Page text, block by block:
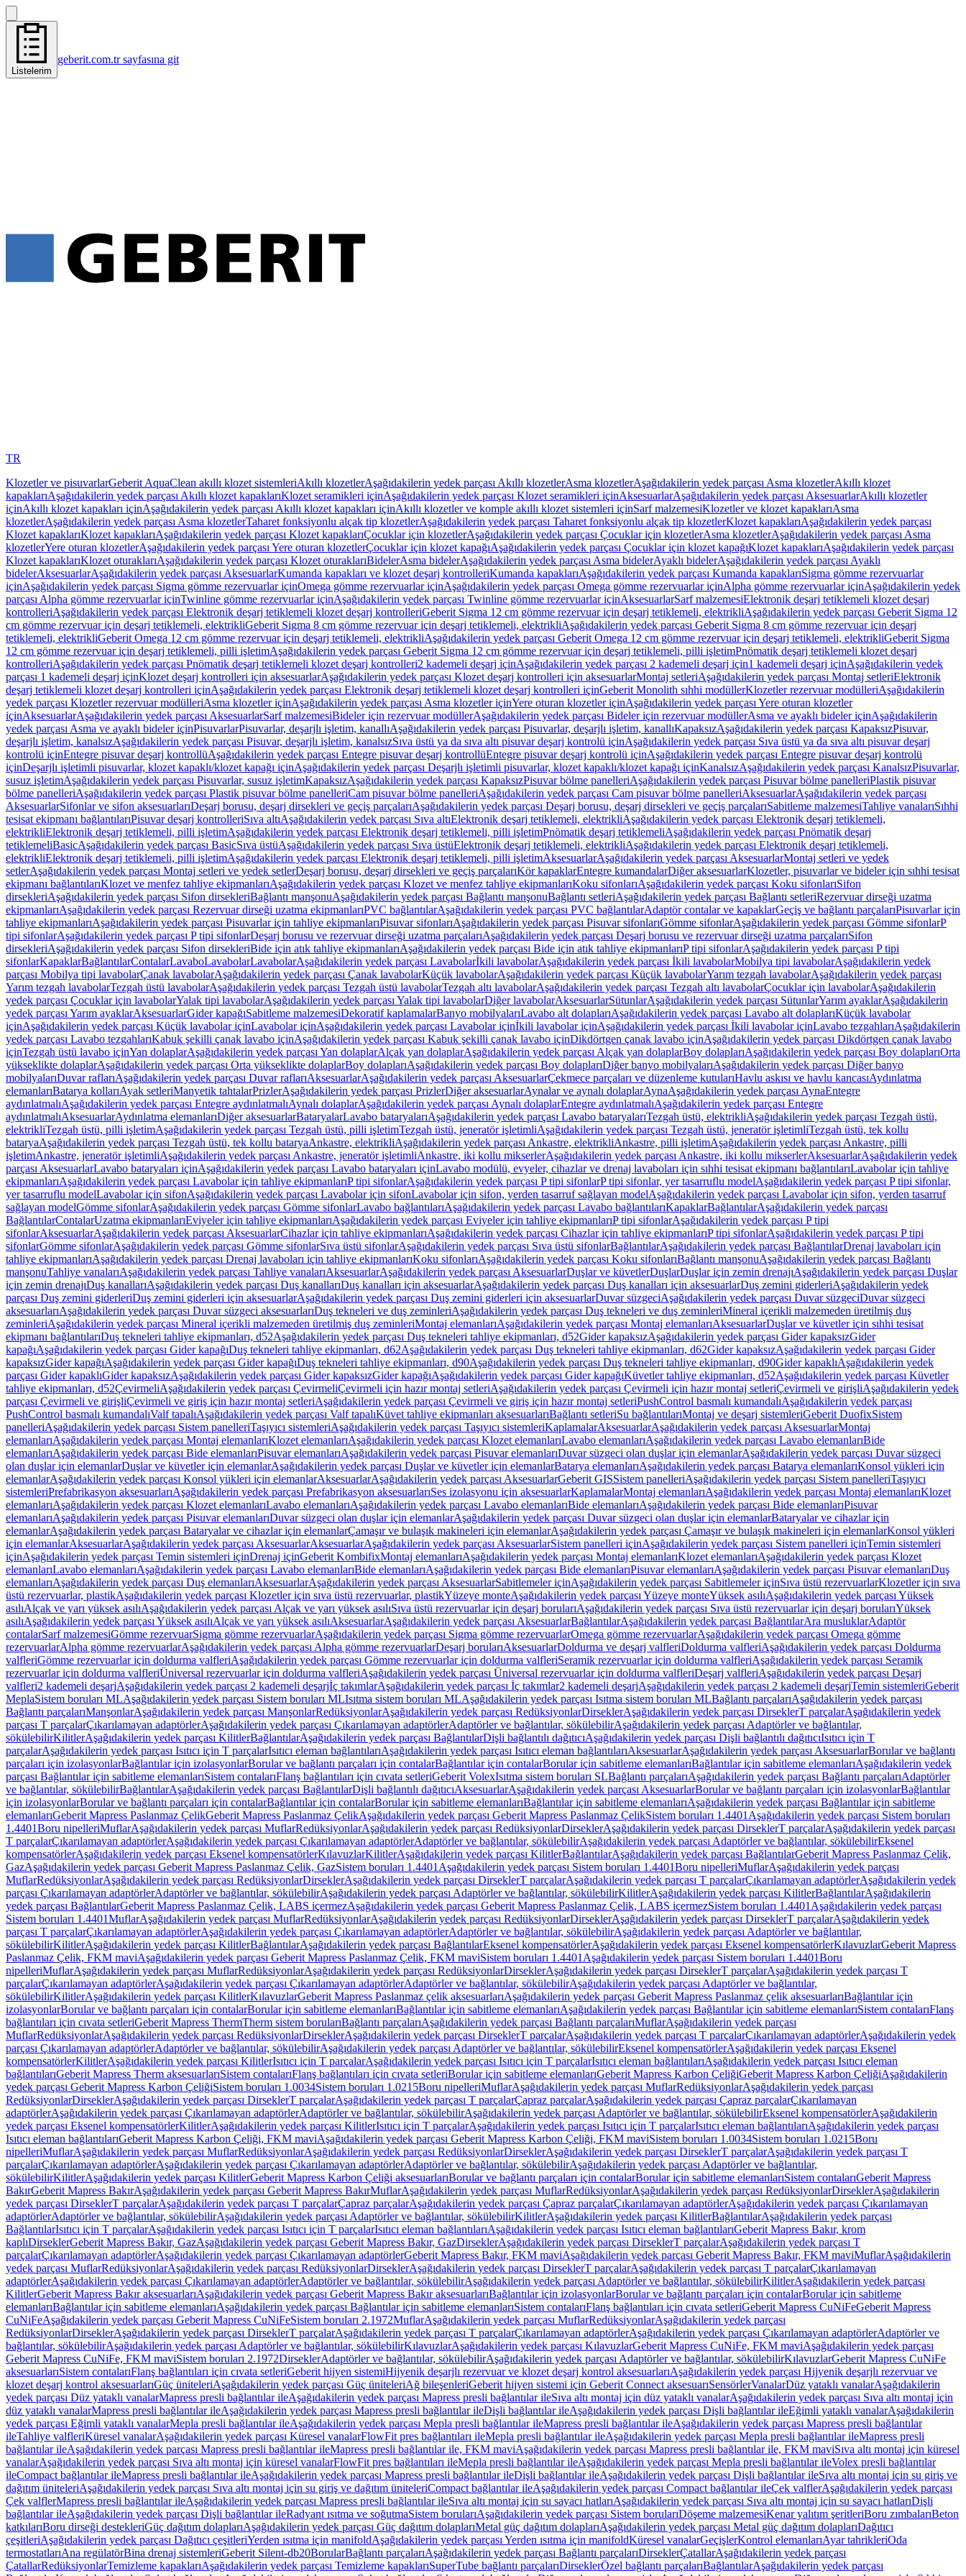
Listelerim
geberit.com.tr sayfasına git
TR
Klozetler ve pisuvarlarGeberit AquaClean akıllı klozet sistemleriAkıllı klozetlerAşağıdakilerin yedek parçası Akıllı klozetlerAsma klozetlerAşağıdakilerin yedek parçası Asma klozetlerAkıllı klozet
kapaklarıAşağıdakilerin yedek parçası Akıllı klozet kapaklarıKlozet seramikleri içinAşağıdakilerin yedek parçası Klozet seramikleri içinAksesuarlarAşağıdakilerin yedek parçası AksesuarlarAkıllı klozetler
içinAkıllı klozet kapakları içinAşağıdakilerin yedek parçası Akıllı klozet kapakları içinAkıllı klozetler ve komple akıllı klozet sistemleri içinSarf malzemesiKlozetler ve klozet kapaklarıAsma
klozetlerAşağıdakilerin yedek parçası Asma klozetlerTaharet fonksiyonlu alçak tip klozetlerAşağıdakilerin yedek parçası Taharet fonksiyonlu alçak tip klozetlerKlozet kapaklarıAşağıdakilerin yedek parçası
Klozet kapaklarıKlozet kapaklarıAşağıdakilerin yedek parçası Klozet kapaklarıÇocuklar için klozetlerAşağıdakilerin yedek parçası Çocuklar için klozetlerAsma klozetlerAşağıdakilerin yedek parçası Asma
klozetlerYere oturan klozetlerAşağıdakilerin yedek parçası Yere oturan klozetlerÇocuklar için klozet kapağıAşağıdakilerin yedek parçası Çocuklar için klozet kapağıKlozet kapaklarıAşağıdakilerin yedek parçası
Klozet kapaklarıKlozet oturaklarıAşağıdakilerin yedek parçası Klozet oturaklarıBidelerAsma bidelerAşağıdakilerin yedek parçası Asma bidelerAyaklı bidelerAşağıdakilerin yedek parçası Ayaklı
bidelerAksesuarlarAşağıdakilerin yedek parçası AksesuarlarKumanda kapakları ve klozet deşarj kontrolleriKumanda kapaklarıAşağıdakilerin yedek parçası Kumanda kapaklarıSigma gömme rezervuarlar
içinAşağıdakilerin yedek parçası Sigma gömme rezervuarlar içinOmega gömme rezervuarlar içinAşağıdakilerin yedek parçası Omega gömme rezervuarlar içinAlpha gömme rezervuarlar içinAşağıdakilerin yedek
parçası Alpha gömme rezervuarlar içinTwinline gömme rezervuarlar içinAşağıdakilerin yedek parçası Twinline gömme rezervuarlar içinAksesuarlarSarf malzemesiElektronik deşarj tetiklemeli klozet deşarj
kontrolleriAşağıdakilerin yedek parçası Elektronik deşarj tetiklemeli klozet deşarj kontrolleriGeberit Sigma 12 cm gömme rezervuar için deşarj tetiklemeli, elektrikliAşağıdakilerin yedek parçası Geberit Sigma 12
cm gömme rezervuar için deşarj tetiklemeli, elektrikliGeberit Sigma 8 cm gömme rezervuar için deşarj tetiklemeli, elektrikliAşağıdakilerin yedek parçası Geberit Sigma 8 cm gömme rezervuar için deşarj
tetiklemeli, elektrikliGeberit Omega 12 cm gömme rezervuar için deşarj tetiklemeli, elektrikliAşağıdakilerin yedek parçası Geberit Omega 12 cm gömme rezervuar için deşarj tetiklemeli, elektrikliGeberit Sigma
12 cm gömme rezervuar için deşarj tetiklemeli, pilli işletimAşağıdakilerin yedek parçası Geberit Sigma 12 cm gömme rezervuar için deşarj tetiklemeli, pilli işletimPnömatik deşarj tetiklemeli klozet deşarj
kontrolleriAşağıdakilerin yedek parçası Pnömatik deşarj tetiklemeli klozet deşarj kontrolleri2 kademeli deşarj içinAşağıdakilerin yedek parçası 2 kademeli deşarj için1 kademeli deşarj içinAşağıdakilerin yedek
parçası 1 kademeli deşarj içinKlozet deşarj kontrolleri için aksesuarlarAşağıdakilerin yedek parçası Klozet deşarj kontrolleri için aksesuarlarMontaj setleriAşağıdakilerin yedek parçası Montaj setleriElektronik
deşarj tetiklemeli klozet deşarj kontrolleri içinAşağıdakilerin yedek parçası Elektronik deşarj tetiklemeli klozet deşarj kontrolleri içinGeberit Monolith sıhhi modüllerKlozetler rezervuar modülleriAşağıdakilerin
yedek parçası Klozetler rezervuar modülleriAsma klozetler içinAşağıdakilerin yedek parçası Asma klozetler içinYere oturan klozetler içinAşağıdakilerin yedek parçası Yere oturan klozetler
içinAksesuarlarAşağıdakilerin yedek parçası AksesuarlarSarf malzemesiBideler için rezervuar modüllerAşağıdakilerin yedek parçası Bideler için rezervuar modüllerAsma ve ayaklı bideler içinAşağıdakilerin
yedek parçası Asma ve ayaklı bideler içinPisuvarlarPisuvarlar, deşarjlı işletim, kanallıAşağıdakilerin yedek parçası Pisuvarlar, deşarjlı işletim, kanallıKapaksızAşağıdakilerin yedek parçası KapaksızPisuvar,
deşarjlı işletim, kanalsızAşağıdakilerin yedek parçası Pisuvar, deşarjlı işletim, kanalsızSıva üstü ya da sıva altı pisuvar deşarj kontrolü içinAşağıdakilerin yedek parçası Sıva üstü ya da sıva altı pisuvar deşarj
kontrolü içinEntegre pisuvar deşarj kontrollüAşağıdakilerin yedek parçası Entegre pisuvar deşarj kontrollüEntegre pisuvar deşarj kontrolü içinAşağıdakilerin yedek parçası Entegre pisuvar deşarj kontrolü
içinDeşarjlı işletimli pisuvarlar, klozet kapaklı/klozet kapağı içinAşağıdakilerin yedek parçası Deşarjlı işletimli pisuvarlar, klozet kapaklı/klozet kapağı içinKanalsızAşağıdakilerin yedek parçası KanalsızPisuvarlar,
susuz işletimAşağıdakilerin yedek parçası Pisuvarlar, susuz işletimKapaksızAşağıdakilerin yedek parçası KapaksızPisuvar bölme panelleriAşağıdakilerin yedek parçası Pisuvar bölme panelleriPlastik pisuvar
bölme panelleriAşağıdakilerin yedek parçası Plastik pisuvar bölme panelleriCam pisuvar bölme panelleriAşağıdakilerin yedek parçası Cam pisuvar bölme panelleriAksesuarlarAşağıdakilerin yedek parçası
AksesuarlarSifonlar ve sifon aksesuarlarıDeşarj borusu, deşarj dirsekleri ve geçiş parçalarıAşağıdakilerin yedek parçası Deşarj borusu, deşarj dirsekleri ve geçiş parçalarıSabitleme malzemesiTahliye vanalarıSıhhi
tesisat ekipmanı bağlantılarıPisuvar deşarj kontrolleriSıva altıAşağıdakilerin yedek parçası Sıva altıElektronik deşarj tetiklemeli, elektrikliAşağıdakilerin yedek parçası Elektronik deşarj tetiklemeli,
elektrikliElektronik deşarj tetiklemeli, pilli işletimAşağıdakilerin yedek parçası Elektronik deşarj tetiklemeli, pilli işletimPnömatik deşarj tetiklemeliAşağıdakilerin yedek parçası Pnömatik deşarj
tetiklemeliBasicAşağıdakilerin yedek parçası BasicSıva üstüAşağıdakilerin yedek parçası Sıva üstüElektronik deşarj tetiklemeli, elektrikliAşağıdakilerin yedek parçası Elektronik deşarj tetiklemeli,
elektrikliElektronik deşarj tetiklemeli, pilli işletimAşağıdakilerin yedek parçası Elektronik deşarj tetiklemeli, pilli işletimAksesuarlarAşağıdakilerin yedek parçası AksesuarlarMontaj setleri ve yedek
setlerAşağıdakilerin yedek parçası Montaj setleri ve yedek setlerDeşarj borusu, deşarj dirsekleri ve geçiş parçalarıKör kapaklarEntegre kumandalarDiğer aksesuarlarKlozetler, pisuvarlar ve bideler için sıhhi tesisat
ekipmanı bağlantılarıKlozet ve menfez tahliye ekipmanlarıAşağıdakilerin yedek parçası Klozet ve menfez tahliye ekipmanlarıKoku sifonlarıAşağıdakilerin yedek parçası Koku sifonlarıSifon
dirsekleriAşağıdakilerin yedek parçası Sifon dirsekleriBağlantı manşonuAşağıdakilerin yedek parçası Bağlantı manşonuBağlantı setleriAşağıdakilerin yedek parçası Bağlantı setleriRezervuar dirseği uzatma
ekipmanlarıAşağıdakilerin yedek parçası Rezervuar dirseği uzatma ekipmanlarıPVC bağlantılarAşağıdakilerin yedek parçası PVC bağlantılarAdaptör contalar ve kapaklarGeçiş ve bağlantı parçalarıPisuvarlar için
tahliye ekipmanlarıAşağıdakilerin yedek parçası Pisuvarlar için tahliye ekipmanlarıPisuvar sifonlarıAşağıdakilerin yedek parçası Pisuvar sifonlarıGömme sifonlarAşağıdakilerin yedek parçası Gömme sifonlarP
tipi sifonlarAşağıdakilerin yedek parçası P tipi sifonlarDeşarj borusu ve rezervuar dirseği uzatma parçalarıAşağıdakilerin yedek parçası Deşarj borusu ve rezervuar dirseği uzatma parçalarıSifon
dirsekleriAşağıdakilerin yedek parçası Sifon dirsekleriBide için atık tahliye ekipmanlarıAşağıdakilerin yedek parçası Bide için atık tahliye ekipmanlarıP tipi sifonlarAşağıdakilerin yedek parçası P tipi
sifonlarKapaklarBağlantılarContalarLavaboLavabolarLavabolarAşağıdakilerin yedek parçası Lavabolarİkili lavabolarAşağıdakilerin yedek parçası İkili lavabolarMobilya tipi lavabolarAşağıdakilerin yedek
parçası Mobilya tipi lavabolarÇanak lavabolarAşağıdakilerin yedek parçası Çanak lavabolarKüçük lavabolarAşağıdakilerin yedek parçası Küçük lavabolarYarım tezgah lavabolarAşağıdakilerin yedek parçası
Yarım tezgah lavabolarTezgah üstü lavabolarAşağıdakilerin yedek parçası Tezgah üstü lavabolarTezgah altı lavabolarAşağıdakilerin yedek parçası Tezgah altı lavabolarÇocuklar için lavabolarAşağıdakilerin
yedek parçası Çocuklar için lavabolarYalak tipi lavabolarAşağıdakilerin yedek parçası Yalak tipi lavabolarDiğer lavabolarAksesuarlarSütunlarAşağıdakilerin yedek parçası SütunlarYarım ayaklarAşağıdakilerin
yedek parçası Yarım ayaklarAksesuarlarGider kapağıSabitleme malzemesiDekoratif kaplamalarBanyo mobilyalarıLavabo alt dolaplarıAşağıdakilerin yedek parçası Lavabo alt dolaplarıKüçük lavabolar
içinAşağıdakilerin yedek parçası Küçük lavabolar içinLavabolar içinAşağıdakilerin yedek parçası Lavabolar içinİkili lavabolar içinAşağıdakilerin yedek parçası İkili lavabolar içinLavabo tezgahlarıAşağıdakilerin
yedek parçası Lavabo tezgahlarıKabuk şekilli çanak lavabo içinAşağıdakilerin yedek parçası Kabuk şekilli çanak lavabo içinDikdörtgen çanak lavabo içinAşağıdakilerin yedek parçası Dikdörtgen çanak lavabo
içinTezgah üstü lavabo içinYan dolaplarAşağıdakilerin yedek parçası Yan dolaplarAlçak yan dolaplarAşağıdakilerin yedek parçası Alçak yan dolaplarBoy dolaplarıAşağıdakilerin yedek parçası Boy dolaplarıOrta
yükseklikte dolaplarAşağıdakilerin yedek parçası Orta yükseklikte dolaplarBoy dolaplarıAşağıdakilerin yedek parçası Boy dolaplarıDiğer banyo mobilyalarıAşağıdakilerin yedek parçası Diğer banyo
mobilyalarıDuvar raflarıAşağıdakilerin yedek parçası Duvar raflarıAksesuarlarAşağıdakilerin yedek parçası AksesuarlarÇekmece parçaları ve düzenleme kutularıHavlu askısı ve havlu kancasıAydınlatma
elemanlarıBatarya kollarıAyak setleriManyetik tahtalarPrizlerAşağıdakilerin yedek parçası PrizlerDiğer aksesuarlarAynalar ve aynalı dolaplarAynaAşağıdakilerin yedek parçası AynaEntegre
aydınlatmalıAşağıdakilerin yedek parçası Entegre aydınlatmalıAynalı dolaplarAşağıdakilerin yedek parçası Aynalı dolaplarEntegre aydınlatmalıAşağıdakilerin yedek parçası Entegre
aydınlatmalıAksesuarlarAydınlatma elemanlarıDiğer aksesuarlarBataryalarLavabo bataryalarıAşağıdakilerin yedek parçası Lavabo bataryalarıTezgah üstü, elektrikliAşağıdakilerin yedek parçası Tezgah üstü,
elektrikliTezgah üstü, pilli işletimAşağıdakilerin yedek parçası Tezgah üstü, pilli işletimTezgah üstü, jeneratör işletimliAşağıdakilerin yedek parçası Tezgah üstü, jeneratör işletimliTezgah üstü, tek kollu
bataryaAşağıdakilerin yedek parçası Tezgah üstü, tek kollu bataryaAnkastre, elektrikliAşağıdakilerin yedek parçası Ankastre, elektrikliAnkastre, pilli işletimAşağıdakilerin yedek parçası Ankastre, pilli
işletimAnkastre, jeneratör işletimliAşağıdakilerin yedek parçası Ankastre, jeneratör işletimliAnkastre, iki kollu mikserlerAşağıdakilerin yedek parçası Ankastre, iki kollu mikserlerAksesuarlarAşağıdakilerin yedek
parçası AksesuarlarLavabo bataryaları içinAşağıdakilerin yedek parçası Lavabo bataryaları içinLavabo modülü, evyeler, cihazlar ve drenaj lavaboları için sıhhi tesisat ekipmanı bağlantılarıLavabolar için tahliye
ekipmanlarıAşağıdakilerin yedek parçası Lavabolar için tahliye ekipmanlarıP tipi sifonlarAşağıdakilerin yedek parçası P tipi sifonlarP tipi sifonlar, yer tasarruflu modelAşağıdakilerin yedek parçası P tipi sifonlar,
yer tasarruflu modelLavabolar için sifonAşağıdakilerin yedek parçası Lavabolar için sifonLavabolar için sifon, yerden tasarruf sağlayan modelAşağıdakilerin yedek parçası Lavabolar için sifon, yerden tasarruf
sağlayan modelGömme sifonlarAşağıdakilerin yedek parçası Gömme sifonlarLavabo bağlantılarıAşağıdakilerin yedek parçası Lavabo bağlantılarıKapaklarBağlantılarAşağıdakilerin yedek parçası
BağlantılarContalarUzatma ekipmanlarıEviyeler için tahliye ekipmanlarıAşağıdakilerin yedek parçası Eviyeler için tahliye ekipmanlarıP tipi sifonlarAşağıdakilerin yedek parçası P tipi
sifonlarAksesuarlarAşağıdakilerin yedek parçası AksesuarlarCihazlar için tahliye ekipmanlarıAşağıdakilerin yedek parçası Cihazlar için tahliye ekipmanlarıP tipi sifonlarAşağıdakilerin yedek parçası P tipi
sifonlarGömme sifonlarAşağıdakilerin yedek parçası Gömme sifonlarSıva üstü sifonlarAşağıdakilerin yedek parçası Sıva üstü sifonlarBağlantılarAşağıdakilerin yedek parçası BağlantılarDrenaj lavaboları için
tahliye ekipmanlarıAşağıdakilerin yedek parçası Drenaj lavaboları için tahliye ekipmanlarıKoku sifonlarıAşağıdakilerin yedek parçası Koku sifonlarıBağlantı manşonuAşağıdakilerin yedek parçası Bağlantı
manşonuTahliye vanalarıAşağıdakilerin yedek parçası Tahliye vanalarıAksesuarlarAşağıdakilerin yedek parçası AksesuarlarDuşlar ve küvetlerDuşlarDuşlar için zemin drenajıAşağıdakilerin yedek parçası Duşlar
için zemin drenajıDuş kanallarıAşağıdakilerin yedek parçası Duş kanallarıDuş kanalları için aksesuarlarAşağıdakilerin yedek parçası Duş kanalları için aksesuarlarDuş zemini giderleriAşağıdakilerin yedek
parçası Duş zemini giderleriDuş zemini giderleri için aksesuarlarAşağıdakilerin yedek parçası Duş zemini giderleri için aksesuarlarDuvar süzgeciAşağıdakilerin yedek parçası Duvar süzgeciDuvar süzgeci
aksesuarlarıAşağıdakilerin yedek parçası Duvar süzgeci aksesuarlarıDuş tekneleri ve duş zeminleriAşağıdakilerin yedek parçası Duş tekneleri ve duş zeminleriMineral içerikli malzemeden üretilmiş duş
zeminleriAşağıdakilerin yedek parçası Mineral içerikli malzemeden üretilmiş duş zeminleriMontaj elemanlarıAşağıdakilerin yedek parçası Montaj elemanlarıAksesuarlarDuşlar ve küvetler için sıhhi tesisat
ekipmanı bağlantılarıDuş tekneleri tahliye ekipmanları, d52Aşağıdakilerin yedek parçası Duş tekneleri tahliye ekipmanları, d52Gider kapaksızAşağıdakilerin yedek parçası Gider kapaksızGider
kapağıAşağıdakilerin yedek parçası Gider kapağıDuş tekneleri tahliye ekipmanları, d62Aşağıdakilerin yedek parçası Duş tekneleri tahliye ekipmanları, d62Gider kapaksızAşağıdakilerin yedek parçası Gider
kapaksızGider kapağıAşağıdakilerin yedek parçası Gider kapağıDuş tekneleri tahliye ekipmanları, d90Aşağıdakilerin yedek parçası Duş tekneleri tahliye ekipmanları, d90Gider kapaklıAşağıdakilerin yedek
parçası Gider kapaklıGider kapaksızAşağıdakilerin yedek parçası Gider kapaksızGider kapağıAşağıdakilerin yedek parçası Gider kapağıKüvetler tahliye ekipmanları, d52Aşağıdakilerin yedek parçası Küvetler
tahliye ekipmanları, d52ÇevirmeliAşağıdakilerin yedek parçası ÇevirmeliÇevirmeli için hazır montaj setleriAşağıdakilerin yedek parçası Çevirmeli için hazır montaj setleriÇevirmeli ve girişliAşağıdakilerin yedek
parçası Çevirmeli ve girişliÇevirmeli ve giriş için hazır montaj setleriAşağıdakilerin yedek parçası Çevirmeli ve giriş için hazır montaj setleriPushControl basmalı kumandalıAşağıdakilerin yedek parçası
PushControl basmalı kumandalıValf tapalıAşağıdakilerin yedek parçası Valf tapalıKüvet tahliye ekipmanları aksesuarlarıBağlantı setleriSu bağlantılarıMontaj ve deşarj sistemleriGeberit DuofixSistem
panelleriAşağıdakilerin yedek parçası Sistem panelleriTaşıyıcı sistemleriAşağıdakilerin yedek parçası Taşıyıcı sistemleriKaplamalarAksesuarlarAşağıdakilerin yedek parçası AksesuarlarMontaj
elemanlarıAşağıdakilerin yedek parçası Montaj elemanlarıKlozet elemanlarıAşağıdakilerin yedek parçası Klozet elemanlarıLavabo elemanlarıAşağıdakilerin yedek parçası Lavabo elemanlarıBide
elemanlarıAşağıdakilerin yedek parçası Bide elemanlarıPisuvar elemanlarıAşağıdakilerin yedek parçası Pisuvar elemanlarıDuvar süzgeci olan duşlar için elemanlarAşağıdakilerin yedek parçası Duvar süzgeci
olan duşlar için elemanlarDuşlar ve küvetler için elemanlarAşağıdakilerin yedek parçası Duşlar ve küvetler için elemanlarBatarya elemanlarıAşağıdakilerin yedek parçası Batarya elemanlarıKonsol yükleri için
elemanlarAşağıdakilerin yedek parçası Konsol yükleri için elemanlarAksesuarlarAşağıdakilerin yedek parçası AksesuarlarGeberit GISSistem panelleriAşağıdakilerin yedek parçası Sistem panelleriTaşıyıcı
sistemleriPrefabrikasyon aksesuarlarıAşağıdakilerin yedek parçası Prefabrikasyon aksesuarlarıSes izolasyonu için aksesuarlarKaplamalarMontaj elemanlarıAşağıdakilerin yedek parçası Montaj elemanlarıKlozet
elemanlarıAşağıdakilerin yedek parçası Klozet elemanlarıLavabo elemanlarıAşağıdakilerin yedek parçası Lavabo elemanlarıBide elemanlarıAşağıdakilerin yedek parçası Bide elemanlarıPisuvar
elemanlarıAşağıdakilerin yedek parçası Pisuvar elemanlarıDuvar süzgeci olan duşlar için elemanlarAşağıdakilerin yedek parçası Duvar süzgeci olan duşlar için elemanlarBataryalar ve cihazlar için
elemanlarAşağıdakilerin yedek parçası Bataryalar ve cihazlar için elemanlarÇamaşır ve bulaşık makineleri için elemanlarAşağıdakilerin yedek parçası Çamaşır ve bulaşık makineleri için elemanlarKonsol yükleri
için elemanlarAksesuarlarAşağıdakilerin yedek parçası AksesuarlarAksesuarlarAşağıdakilerin yedek parçası AksesuarlarSistem panelleri içinAşağıdakilerin yedek parçası Sistem panelleri içinTemin sistemleri
içinAşağıdakilerin yedek parçası Temin sistemleri içinDrenaj içinGeberit KombifixMontaj elemanlarıAşağıdakilerin yedek parçası Montaj elemanlarıKlozet elemanlarıAşağıdakilerin yedek parçası Klozet
elemanlarıLavabo elemanlarıAşağıdakilerin yedek parçası Lavabo elemanlarıBide elemanlarıAşağıdakilerin yedek parçası Bide elemanlarıPisuvar elemanlarıAşağıdakilerin yedek parçası Pisuvar elemanlarıDuş
elemanlarıAşağıdakilerin yedek parçası Duş elemanlarıAksesuarlarAşağıdakilerin yedek parçası AksesuarlarSabitlemeler içinAşağıdakilerin yedek parçası Sabitlemeler içinSıva üstü rezervuarlarKlozetler için sıva
üstü rezervuarlar, plastikAşağıdakilerin yedek parçası Klozetler için sıva üstü rezervuarlar, plastikYüzeye monteAşağıdakilerin yedek parçası Yüzeye monteYüksek asılıAşağıdakilerin yedek parçası Yüksek
asılıAlçak ve yarı yüksek asılıAşağıdakilerin yedek parçası Alçak ve yarı yüksek asılıSıva üstü rezervuarlar için deşarj borularıAşağıdakilerin yedek parçası Sıva üstü rezervuarlar için deşarj borularıYüksek
asılıAşağıdakilerin yedek parçası Yüksek asılıAlçak ve yarı yüksek asılıAksesuarlarAşağıdakilerin yedek parçası AksesuarlarBağlantılarAşağıdakilerin yedek parçası BağlantılarAra musluklarAdaptör
contalarSarf malzemesiGömme rezervuarSigma gömme rezervuarlarAşağıdakilerin yedek parçası Sigma gömme rezervuarlarOmega gömme rezervuarlarAşağıdakilerin yedek parçası Omega gömme
rezervuarlarAlpha gömme rezervuarlarAşağıdakilerin yedek parçası Alpha gömme rezervuarlarDeşarj borularıAksesuarlarDoldurma ve deşarj valfleriDoldurma valfleriAşağıdakilerin yedek parçası Doldurma
valfleriGömme rezervuarlar için doldurma valfleriAşağıdakilerin yedek parçası Gömme rezervuarlar için doldurma valfleriSeramik rezervuarlar için doldurma valfleriAşağıdakilerin yedek parçası Seramik
rezervuarlar için doldurma valfleriÜniversal rezervuarlar için doldurma valfleriAşağıdakilerin yedek parçası Üniversal rezervuarlar için doldurma valfleriDeşarj valfleriAşağıdakilerin yedek parçası Deşarj
valfleri2 kademeli deşarjAşağıdakilerin yedek parçası 2 kademeli deşarjİç takımlarAşağıdakilerin yedek parçası İç takımlar2 kademeli deşarjAşağıdakilerin yedek parçası 2 kademeli deşarjTemin sistemleriGeberit
MeplaSistem boruları MLAşağıdakilerin yedek parçası Sistem boruları MLIsıtma sistem boruları MLAşağıdakilerin yedek parçası Isıtma sistem boruları MLBağlantı parçalarıAşağıdakilerin yedek parçası
Bağlantı parçalarıManşonlarAşağıdakilerin yedek parçası ManşonlarRedüksiyonlarAşağıdakilerin yedek parçası RedüksiyonlarDirseklerAşağıdakilerin yedek parçası DirseklerT parçalarAşağıdakilerin yedek
parçası T parçalarÇıkarılamayan adaptörlerAşağıdakilerin yedek parçası Çıkarılamayan adaptörlerAdaptörler ve bağlantılar, sökülebilirAşağıdakilerin yedek parçası Adaptörler ve bağlantılar,
sökülebilirKilitlerAşağıdakilerin yedek parçası KilitlerBağlantılarAşağıdakilerin yedek parçası BağlantılarDişli bağlantılı dağıtıcıAşağıdakilerin yedek parçası Dişli bağlantılı dağıtıcıIsıtıcı için T
parçalarAşağıdakilerin yedek parçası Isıtıcı için T parçalarIsıtıcı eleman bağlantılarıAşağıdakilerin yedek parçası Isıtıcı eleman bağlantılarıAksesuarlarAşağıdakilerin yedek parçası AksesuarlarBorular ve bağlantı
parçaları için izolasyonlarBağlantılar için izolasyonlarBorular ve bağlantı parçaları için contalarBağlantılar için contalarBorular için sabitleme elemanlarıBağlantılar için sabitleme elemanlarıAşağıdakilerin yedek
parçası Bağlantılar için sabitleme elemanlarıSistem contalarıFlanş bağlantıları için cıvata setleriGeberit VolexIsıtma sistem boruları SLBağlantı parçalarıAşağıdakilerin yedek parçası Bağlantı parçalarıAdaptörler
ve bağlantılar, sökülebilirBağlantılarAşağıdakilerin yedek parçası BağlantılarDişli bağlantılı dağıtıcıAksesuarlarAşağıdakilerin yedek parçası AksesuarlarBorular ve bağlantı parçaları için izolasyonlarBağlantılar
için izolasyonlarBorular ve bağlantı parçaları için contalarBağlantılar için contalarBorular için sabitleme elemanlarıBağlantılar için sabitleme elemanlarıAşağıdakilerin yedek parçası Bağlantılar için sabitleme
elemanlarıGeberit Mapress Paslanmaz ÇelikGeberit Mapress Paslanmaz ÇelikAşağıdakilerin yedek parçası Geberit Mapress Paslanmaz ÇelikSistem boruları 1.4401 Aşağıdakilerin yedek parçası Sistem boruları
1.4401Boru nipelleriMuflarAşağıdakilerin yedek parçası MuflarRedüksiyonlarAşağıdakilerin yedek parçası RedüksiyonlarDirseklerAşağıdakilerin yedek parçası DirseklerT parçalarAşağıdakilerin yedek parçası
T parçalarÇıkarılamayan adaptörlerAşağıdakilerin yedek parçası Çıkarılamayan adaptörlerAdaptörler ve bağlantılar, sökülebilirAşağıdakilerin yedek parçası Adaptörler ve bağlantılar, sökülebilirEksenel
kompensatörlerAşağıdakilerin yedek parçası Eksenel kompensatörlerKılavuzlarKilitlerAşağıdakilerin yedek parçası KilitlerBağlantılarAşağıdakilerin yedek parçası BağlantılarGeberit Mapress Paslanmaz Çelik,
GazAşağıdakilerin yedek parçası Geberit Mapress Paslanmaz Çelik, GazSistem boruları 1.4401 Aşağıdakilerin yedek parçası Sistem boruları 1.4401Boru nipelleriMuflarAşağıdakilerin yedek parçası
MuflarRedüksiyonlarAşağıdakilerin yedek parçası RedüksiyonlarDirseklerAşağıdakilerin yedek parçası DirseklerT parçalarAşağıdakilerin yedek parçası T parçalarÇıkarılamayan adaptörlerAşağıdakilerin yedek
parçası Çıkarılamayan adaptörlerAdaptörler ve bağlantılar, sökülebilirAşağıdakilerin yedek parçası Adaptörler ve bağlantılar, sökülebilirKilitlerAşağıdakilerin yedek parçası KilitlerBağlantılarAşağıdakilerin
yedek parçası BağlantılarGeberit Mapress Paslanmaz Çelik, LABS içermezAşağıdakilerin yedek parçası Geberit Mapress Paslanmaz Çelik, LABS içermezSistem boruları 1.4401 Aşağıdakilerin yedek parçası
Sistem boruları 1.4401MuflarAşağıdakilerin yedek parçası MuflarRedüksiyonlarAşağıdakilerin yedek parçası RedüksiyonlarDirseklerAşağıdakilerin yedek parçası DirseklerT parçalarAşağıdakilerin yedek
parçası T parçalarÇıkarılamayan adaptörlerAşağıdakilerin yedek parçası Çıkarılamayan adaptörlerAdaptörler ve bağlantılar, sökülebilirAşağıdakilerin yedek parçası Adaptörler ve bağlantılar,
sökülebilirKilitlerAşağıdakilerin yedek parçası KilitlerBağlantılarAşağıdakilerin yedek parçası BağlantılarEksenel kompensatörlerAşağıdakilerin yedek parçası Eksenel kompensatörlerKılavuzlarGeberit Mapress
Paslanmaz Çelik, FKM maviAşağıdakilerin yedek parçası Geberit Mapress Paslanmaz Çelik, FKM maviSistem boruları 1.4401 Aşağıdakilerin yedek parçası Sistem boruları 1.4401Boru
nipelleriMuflarAşağıdakilerin yedek parçası MuflarRedüksiyonlarAşağıdakilerin yedek parçası RedüksiyonlarDirseklerAşağıdakilerin yedek parçası DirseklerT parçalarAşağıdakilerin yedek parçası T
parçalarÇıkarılamayan adaptörlerAşağıdakilerin yedek parçası Çıkarılamayan adaptörlerAdaptörler ve bağlantılar, sökülebilirAşağıdakilerin yedek parçası Adaptörler ve bağlantılar,
sökülebilirKilitlerAşağıdakilerin yedek parçası KilitlerKılavuzlarGeberit Mapress Paslanmaz çelik aksesuarlarıAşağıdakilerin yedek parçası Geberit Mapress Paslanmaz çelik aksesuarlarıBağlantılar için
izolasyonlarBorular ve bağlantı parçaları için contalarBorular için sabitleme elemanlarıBağlantılar için sabitleme elemanlarıAşağıdakilerin yedek parçası Bağlantılar için sabitleme elemanlarıSistem contalarıFlanş
bağlantıları için cıvata setleriGeberit Mapress ThermTherm sistem borularıBağlantı parçalarıAşağıdakilerin yedek parçası Bağlantı parçalarıMuflarAşağıdakilerin yedek parçası
MuflarRedüksiyonlarAşağıdakilerin yedek parçası RedüksiyonlarDirseklerAşağıdakilerin yedek parçası DirseklerT parçalarAşağıdakilerin yedek parçası T parçalarÇıkarılamayan adaptörlerAşağıdakilerin yedek
parçası Çıkarılamayan adaptörlerAdaptörler ve bağlantılar, sökülebilirAşağıdakilerin yedek parçası Adaptörler ve bağlantılar, sökülebilirEksenel kompensatörlerAşağıdakilerin yedek parçası Eksenel
kompensatörlerKilitlerAşağıdakilerin yedek parçası KilitlerIsıtıcı için T parçalarAşağıdakilerin yedek parçası Isıtıcı için T parçalarIsıtıcı eleman bağlantılarıAşağıdakilerin yedek parçası Isıtıcı eleman
bağlantılarıGeberit Mapress Therm aksesuarlarıSistem contalarıFlanş bağlantıları için cıvata setleriBorular için sabitleme elemanlarıGeberit Mapress Karbon ÇeliğiGeberit Mapress Karbon ÇeliğiAşağıdakilerin
yedek parçası Geberit Mapress Karbon ÇeliğiSistem boruları 1.0034Sistem boruları 1.0215Boru nipelleriMuflarAşağıdakilerin yedek parçası MuflarRedüksiyonlarAşağıdakilerin yedek parçası
RedüksiyonlarDirseklerAşağıdakilerin yedek parçası DirseklerT parçalarAşağıdakilerin yedek parçası T parçalarÇapraz parçalarAşağıdakilerin yedek parçası Çapraz parçalarÇıkarılamayan
adaptörlerAşağıdakilerin yedek parçası Çıkarılamayan adaptörlerAdaptörler ve bağlantılar, sökülebilirAşağıdakilerin yedek parçası Adaptörler ve bağlantılar, sökülebilirEksenel kompensatörlerAşağıdakilerin
yedek parçası Eksenel kompensatörlerKilitlerAşağıdakilerin yedek parçası KilitlerIsıtıcı için T parçalarAşağıdakilerin yedek parçası Isıtıcı için T parçalarIsıtıcı eleman bağlantılarıAşağıdakilerin yedek parçası
Isıtıcı eleman bağlantılarıGeberit Mapress Karbon Çeliği, FKM maviAşağıdakilerin yedek parçası Geberit Mapress Karbon Çeliği, FKM maviSistem boruları 1.0034Sistem boruları 1.0215Boru
nipelleriMuflarAşağıdakilerin yedek parçası MuflarRedüksiyonlarAşağıdakilerin yedek parçası RedüksiyonlarDirseklerAşağıdakilerin yedek parçası DirseklerT parçalarAşağıdakilerin yedek parçası T
parçalarÇıkarılamayan adaptörlerAşağıdakilerin yedek parçası Çıkarılamayan adaptörlerAdaptörler ve bağlantılar, sökülebilirAşağıdakilerin yedek parçası Adaptörler ve bağlantılar,
sökülebilirKilitlerAşağıdakilerin yedek parçası KilitlerGeberit Mapress Karbon Çeliği aksesuarlarıBorular ve bağlantı parçaları için contalarBorular için sabitleme elemanlarıSistem contalarıGeberit Mapress
BakırGeberit Mapress BakırAşağıdakilerin yedek parçası Geberit Mapress BakırMuflarAşağıdakilerin yedek parçası MuflarRedüksiyonlarAşağıdakilerin yedek parçası RedüksiyonlarDirseklerAşağıdakilerin
yedek parçası DirseklerT parçalarAşağıdakilerin yedek parçası T parçalarÇapraz parçalarAşağıdakilerin yedek parçası Çapraz parçalarÇıkarılamayan adaptörlerAşağıdakilerin yedek parçası Çıkarılamayan
adaptörlerAdaptörler ve bağlantılar, sökülebilirAşağıdakilerin yedek parçası Adaptörler ve bağlantılar, sökülebilirKilitlerAşağıdakilerin yedek parçası KilitlerBağlantılarAşağıdakilerin yedek parçası
BağlantılarIsıtıcı için T parçalarAşağıdakilerin yedek parçası Isıtıcı için T parçalarIsıtıcı eleman bağlantılarıAşağıdakilerin yedek parçası Isıtıcı eleman bağlantılarıGeberit Mapress Bakır, krom
kaplıDirseklerGeberit Mapress Bakır, GazAşağıdakilerin yedek parçası Geberit Mapress Bakır, GazDirseklerAşağıdakilerin yedek parçası DirseklerT parçalarAşağıdakilerin yedek parçası T
parçalarÇıkarılamayan adaptörlerAşağıdakilerin yedek parçası Çıkarılamayan adaptörlerGeberit Mapress Bakır, FKM maviAşağıdakilerin yedek parçası Geberit Mapress Bakır, FKM maviMuflarAşağıdakilerin
yedek parçası MuflarRedüksiyonlarAşağıdakilerin yedek parçası RedüksiyonlarDirseklerAşağıdakilerin yedek parçası DirseklerT parçalarAşağıdakilerin yedek parçası T parçalarÇıkarılamayan
adaptörlerAşağıdakilerin yedek parçası Çıkarılamayan adaptörlerAdaptörler ve bağlantılar, sökülebilirAşağıdakilerin yedek parçası Adaptörler ve bağlantılar, sökülebilirKilitlerAşağıdakilerin yedek parçası
KilitlerGeberit Mapress Bakır aksesuarlarıAşağıdakilerin yedek parçası Geberit Mapress Bakır aksesuarlarıBağlantılar için izolasyonlarBorular ve bağlantı parçaları için contalarBorular için sabitleme
elemanlarıBağlantılar için sabitleme elemanlarıAşağıdakilerin yedek parçası Bağlantılar için sabitleme elemanlarıSistem contalarıFlanş bağlantıları için cıvata setleriGeberit Mapress CuNiFeGeberit Mapress
CuNiFeAşağıdakilerin yedek parçası Geberit Mapress CuNiFeSistem boruları 2.1972MuflarAşağıdakilerin yedek parçası MuflarRedüksiyonlarAşağıdakilerin yedek parçası
RedüksiyonlarDirseklerAşağıdakilerin yedek parçası DirseklerT parçalarAşağıdakilerin yedek parçası T parçalarÇıkarılamayan adaptörlerAşağıdakilerin yedek parçası Çıkarılamayan adaptörlerAdaptörler ve
bağlantılar, sökülebilirAşağıdakilerin yedek parçası Adaptörler ve bağlantılar, sökülebilirKılavuzlarAşağıdakilerin yedek parçası KılavuzlarGeberit Mapress CuNiFe, FKM maviAşağıdakilerin yedek parçası
Geberit Mapress CuNiFe, FKM maviSistem boruları 2.1972DirseklerAdaptörler ve bağlantılar, sökülebilirAşağıdakilerin yedek parçası Adaptörler ve bağlantılar, sökülebilirKılavuzlarGeberit Mapress CuNiFe
aksesuarlarıSistem contalarıFlanş bağlantıları için cıvata setleriGeberit hijyen sistemiHijyenik deşarjlı rezervuar ve klozet deşarj kontrol aksesuarlarıAşağıdakilerin yedek parçası Hijyenik deşarjlı rezervuar ve
klozet deşarj kontrol aksesuarlarıGüç üniteleriAşağıdakilerin yedek parçası Güç üniteleriAğ bileşenleriGeberit hijyen sistemi için Geberit Connect aksesuarıSensörlerVanalarDüz yataklı vanalarAşağıdakilerin
yedek parçası Düz yataklı vanalarMapress presli bağlantılar ileAşağıdakilerin yedek parçası Mapress presli bağlantılar ileSıva altı montaj için düz yataklı vanalarAşağıdakilerin yedek parçası Sıva altı montaj için
düz yataklı vanalarMapress presli bağlantılar ileAşağıdakilerin yedek parçası Mapress presli bağlantılar ileDişli bağlantılar ileAşağıdakilerin yedek parçası Dişli bağlantılar ileEğimli yataklı vanalarAşağıdakilerin
yedek parçası Eğimli yataklı vanalarMepla presli bağlantılar ileAşağıdakilerin yedek parçası Mepla presli bağlantılar ileMapress presli bağlantılar ileAşağıdakilerin yedek parçası Mapress presli bağlantılar
ileTahliye valfleriKüresel vanalarAşağıdakilerin yedek parçası Küresel vanalarFlowFit pres bağlantıları ileMepla presli bağlantılar ileAşağıdakilerin yedek parçası Mepla presli bağlantılar ileMapress presli
bağlantılar ileAşağıdakilerin yedek parçası Mapress presli bağlantılar ileMapress presli bağlantılar ile, FKM maviAşağıdakilerin yedek parçası Mapress presli bağlantılar ile, FKM maviSıva altı montaj için küresel
vanalarAşağıdakilerin yedek parçası Sıva altı montaj için küresel vanalarFlowFit pres bağlantıları ileMepla presli bağlantılar ileAşağıdakilerin yedek parçası Mepla presli bağlantılar ileVolex presli bağlantılar
ileCompact bağlantılar ileMapress presli bağlantılar ileAşağıdakilerin yedek parçası Mapress presli bağlantılar ileDişli bağlantılar ileAşağıdakilerin yedek parçası Dişli bağlantılar ileSıva altı montaj için su giriş ve
dağıtım üniteleriAşağıdakilerin yedek parçası Sıva altı montaj için su giriş ve dağıtım üniteleriCompact bağlantılar ileAşağıdakilerin yedek parçası Compact bağlantılar ileÇek valflerAşağıdakilerin yedek parçası
Çek valflerMapress presli bağlantılar ileAşağıdakilerin yedek parçası Mapress presli bağlantılar ileSıva altı montaj için su sayacı hatlarıAşağıdakilerin yedek parçası Sıva altı montaj için su sayacı hatlarıDişli
bağlantılar ileAşağıdakilerin yedek parçası Dişli bağlantılar ileRadyant ısıtma ve soğutmaSistem borularıAşağıdakilerin yedek parçası Sistem borularıDöşeme malzemesiKenar yalıtım şeritleriBoru zımbalarıBeton
katkılarıBoru dirseği destekleriGüç dağıtım dolaplarıAşağıdakilerin yedek parçası Güç dağıtım dolaplarıMetal güç dağıtım dolaplarıAşağıdakilerin yedek parçası Metal güç dağıtım dolaplarıDağıtıcı
çeşitleriAşağıdakilerin yedek parçası Dağıtıcı çeşitleriYerden ısıtma için manifoldAşağıdakilerin yedek parçası Yerden ısıtma için manifoldKüresel vanalarGeçişlerKontrol elemanlarıAyar tahrikleriOda
termostatlarıAna regülatörBina drenaj sistemleriGeberit Silent-db20BorularBağlantı parçalarıAşağıdakilerin yedek parçası Bağlantı parçalarıDirseklerÇatallarAşağıdakilerin yedek parçası
ÇatallarRedüksiyonlarTemizleme kapaklarıAşağıdakilerin yedek parçası Temizleme kapaklarıSuperTube bağlantı parçalarıDirseklerÖzel bağlantı parçalarıBağlantılarAşağıdakilerin yedek parçası